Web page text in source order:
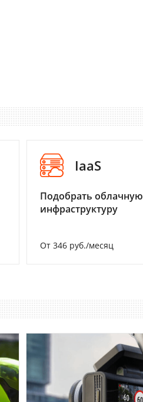
IaaS
Подобрать облачную
инфраструктуру
От 346 руб./месяц